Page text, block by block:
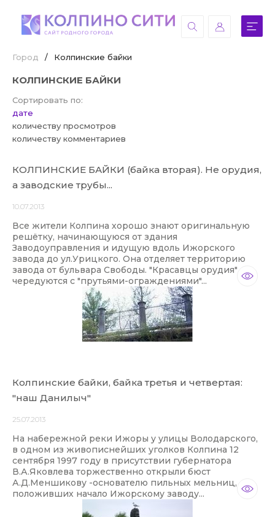
Город / Колпинские байки
КОЛПИНСКИЕ БАЙКИ
Сортировать по:
дате
количеству просмотров
количеству комментариев
КОЛПИНСКИЕ БАЙКИ (байка вторая). Не орудия,
а заводские трубы...
10.07.2013
Все жители Колпина хорошо знают оригинальную
решётку, начинающуюся от здания
Заводоуправления и идущую вдоль Ижорского
завода до ул.Урицкого. Она отделяет территорию
завода от бульвара Свободы. "Красавцы орудия"
чередуются с "прутьями-ограждениями"...
Колпинские байки, байка третья и четвертая:
"наш Данилыч"
25.07.2013
На набережной реки Ижоры у улицы Володарского,
в одном из живописнейших уголков Колпина 12
сентября 1997 году в присутствии губернатора
В.А.Яковлева торжественно открыли бюст
А.Д.Меншикову -основателю пильных мельниц,
положивших начало Ижорскому заводу...